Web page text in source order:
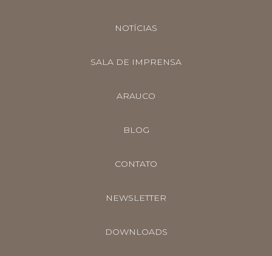
NOTÍCIAS
SALA DE IMPRENSA
ARAUCO
BLOG
CONTATO
NEWSLETTER
DOWNLOADS